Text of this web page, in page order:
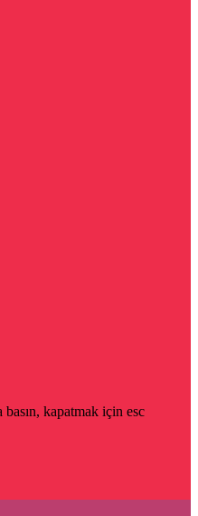
basın, kapatmak için esc